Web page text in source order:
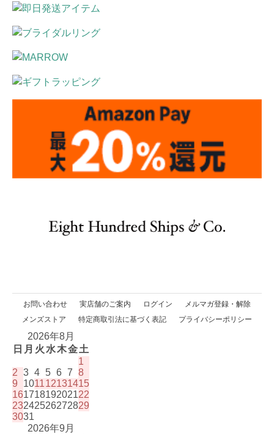
お問い合わせ 実店舗のご案内 ログイン
メルマガ登録・解除
メンズストア
特定商取引法に基づく表記 プライバシーポリシー
2026年8月
日 月 火 水木金土
1
2 3 4 5 6 7 8
9
101112131415
16171819202122
23242526272829
3031
2026年9月